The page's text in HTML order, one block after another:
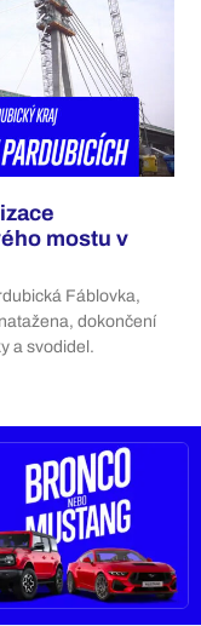
mostu v
Fáblovka,
dokončení
a svodidel.